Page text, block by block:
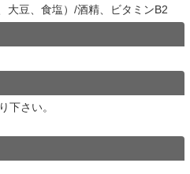
大豆、食塩）/酒精、ビタミンB2
下さい。